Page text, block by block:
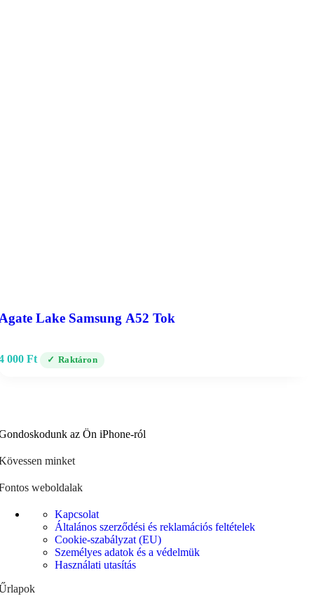
Lake Samsung A52 Tok
000 Ft Raktáron
az Ön iPhone-ról
minket
weboldalak
Kapcsolat
Általános szerződési és reklamációs feltételek
Cookie-szabályzat (EU)
Személyes adatok és a védelmük
Használati utasítás